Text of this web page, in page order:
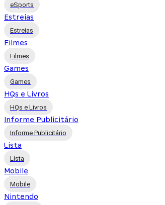
eSports
Estreias
Estreias
Filmes
Filmes
Games
Games
HQs e Livros
HQs e Livros
Informe Publicitário
Informe Publicitário
Lista
Lista
Mobile
Mobile
Nintendo